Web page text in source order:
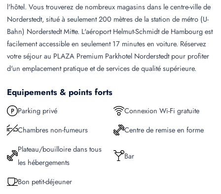
l'hôtel. Vous trouverez de nombreux magasins dans le centre-ville de
Norderstedt, situé à seulement 200 mètres de la station de métro (U-
Bahn) Norderstedt Mitte. L'aéroport Helmut-Schmidt de Hambourg est
facilement accessible en seulement 17 minutes en voiture. Réservez
votre séjour au PLAZA Premium Parkhotel Norderstedt pour profiter
d'un emplacement pratique et de services de qualité supérieure.
Equipements & points forts
Parking privé
Connexion Wi-Fi gratuite
Chambres non-fumeurs
Centre de remise en forme
Plateau/bouilloire dans tous
les hébergements
Bar
Bon petit-déjeuner